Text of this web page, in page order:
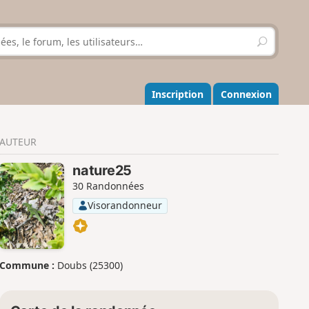
R
e
h
e
r
r
Inscription Connexion
AUTEUR
nature25
30 Randonnées
Visorandonneur
Commune : Doubs (25300)